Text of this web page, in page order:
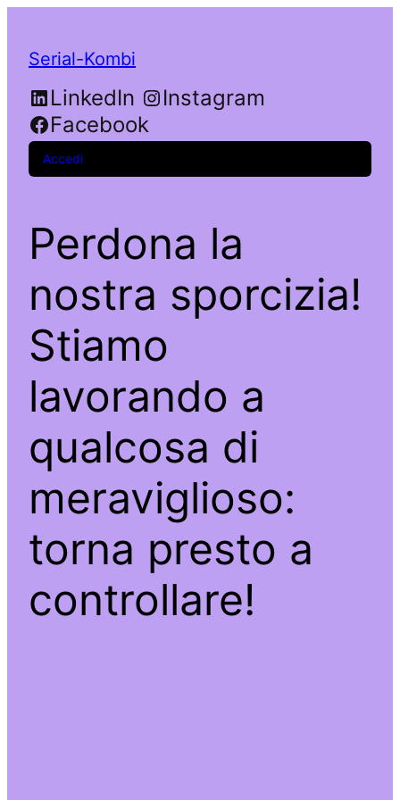
Serial-Kombi
LinkedIn
Instagram
Facebook
Accedi
Perdona la
nostra sporcizia!
Stiamo
lavorando a
qualcosa di
meraviglioso:
torna presto a
controllare!